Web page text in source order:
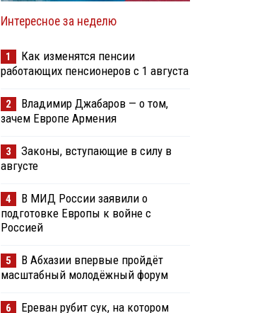
Интересное за неделю
1
Как изменятся пенсии
работающих пенсионеров с 1 августа
2
Владимир Джабаров — о том,
зачем Европе Армения
3
Законы, вступающие в силу в
августе
4
В МИД России заявили о
подготовке Европы к войне с
Россией
5
В Абхазии впервые пройдёт
масштабный молодёжный форум
6
Ереван рубит сук, на котором